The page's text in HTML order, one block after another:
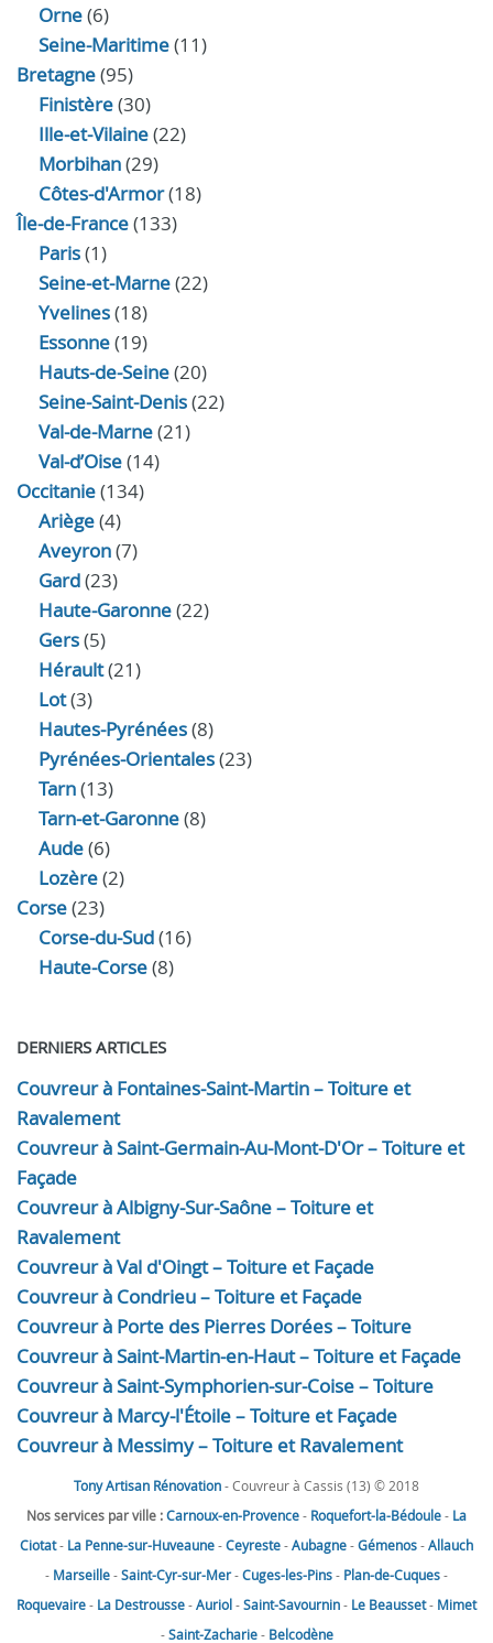
Orne(6)
Seine-Maritime(11)
Bretagne(95)
Finistère(30)
Ille-et-Vilaine(22)
Morbihan(29)
Côtes-d'Armor(18)
Île-de-France(133)
Paris(1)
Seine-et-Marne(22)
Yvelines(18)
Essonne(19)
Hauts-de-Seine(20)
Seine-Saint-Denis(22)
Val-de-Marne(21)
Val-d’Oise(14)
Occitanie(134)
Ariège(4)
Aveyron(7)
Gard(23)
Haute-Garonne(22)
Gers(5)
Hérault(21)
Lot(3)
Hautes-Pyrénées(8)
Pyrénées-Orientales(23)
Tarn(13)
Tarn-et-Garonne(8)
Aude(6)
Lozère(2)
Corse(23)
Corse-du-Sud(16)
Haute-Corse(8)
DERNIERS ARTICLES
Couvreur à Fontaines-Saint-Martin – Toiture et
Ravalement
Couvreur à Saint-Germain-Au-Mont-D'Or – Toiture et
Façade
Couvreur à Albigny-Sur-Saône – Toiture et
Ravalement
Couvreur à Val d'Oingt – Toiture et Façade
Couvreur à Condrieu – Toiture et Façade
Couvreur à Porte des Pierres Dorées – Toiture
Couvreur à Saint-Martin-en-Haut – Toiture et Façade
Couvreur à Saint-Symphorien-sur-Coise – Toiture
Couvreur à Marcy-l'Étoile – Toiture et Façade
Couvreur à Messimy – Toiture et Ravalement
Tony Artisan Rénovation- Couvreur à Cassis (13) © 2018
Nos services par ville :Carnoux-en-Provence- Roquefort-la-Bédoule- La
Ciotat- La Penne-sur-Huveaune-Ceyreste-Aubagne-Gémenos-Allauch
- Marseille-Saint-Cyr-sur-Mer-Cuges-les-Pins- Plan-de-Cuques-
Roquevaire- La Destrousse-Auriol-Saint-Savournin- Le Beausset- Mimet
-Saint-Zacharie- Belcodène